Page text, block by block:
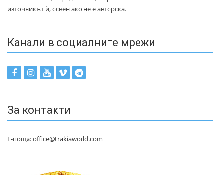
източникът ѝ, освен ако не е авторска.
Канали в социалните мрежи
За контакти
Е-поща: office@trakiaworld.com